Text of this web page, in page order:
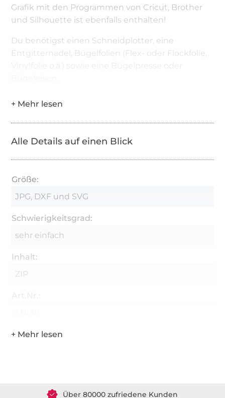
Grafik mit den Programmen von Cricut, Brother
und Silhouette ist ebenfalls enthalten!
Du benötigst einen Schneidplotter, eine
Entgitternadel, Bügelfolien (Flex- oder Flockfolie,
Alle Details auf einen Blick
Größe:
JPG, DXF und SVG
Schwierigkeitsgrad:
sehr einfach
Inhalt:
ZIP